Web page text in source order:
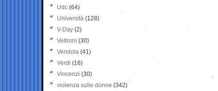
Udc (64)
Università (128)
V-Day (2)
Veltroni (30)
Vendola (41)
Verdi (16)
Vincenzi (30)
violenza sulle donne (342)